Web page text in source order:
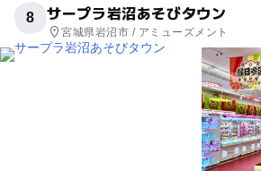
8 サープラ岩沼あそびタウン
宮城県岩沼市 / アミューズメント